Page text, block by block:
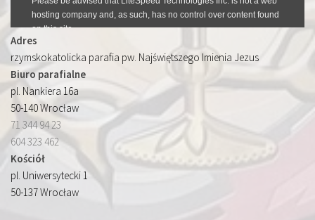
Adres
rzymskokatolicka parafia pw. Najświętszego Imienia Jezus
Biuro parafialne
pl. Nankiera 16a
50-140 Wrocław
71 344 94 23
604 323 462
Kościół
pl. Uniwersytecki 1
50-137 Wrocław